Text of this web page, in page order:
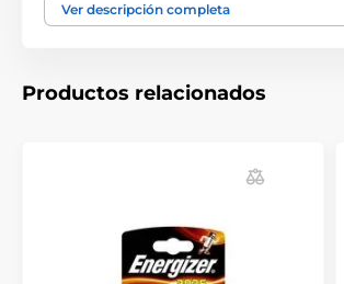
Accesorios Collares de adiestramiento
Ver descripción completa
Productos relacionados